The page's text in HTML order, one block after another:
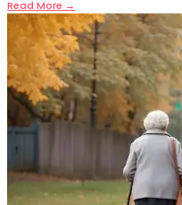
Read More →